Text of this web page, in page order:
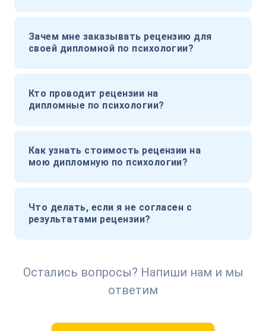
Зачем мне заказывать рецензию для
своей дипломной по психологии?
Кто проводит рецензии на
дипломные по психологии?
Как узнать стоимость рецензии на
мою дипломную по психологии?
Что делать, если я не согласен с
результатами рецензии?
Остались вопросы? Напиши нам и мы
ответим